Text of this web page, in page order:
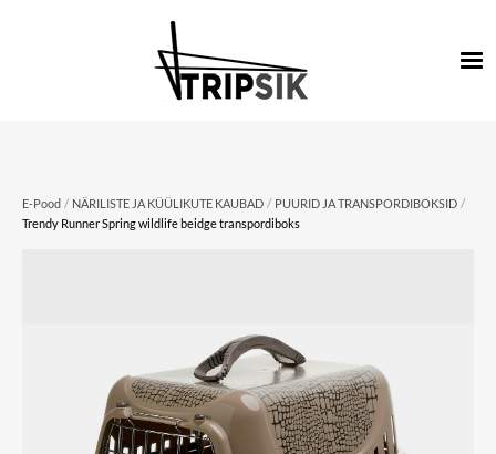
E-Pood / NÄRILISTE JA KÜÜLIKUTE KAUBAD / PUURID JA TRANSPORDIBOKSID /
Trendy Runner Spring wildlife beidge transpordiboks